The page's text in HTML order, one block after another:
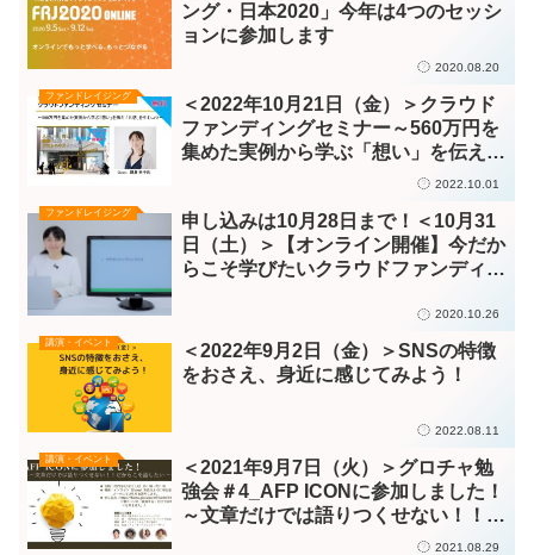
ング・日本2020」今年は4つのセッシ
ョンに参加します
2020.08.20
ファンドレイジング
＜2022年10月21日（金）＞クラウド
ファンディングセミナー～560万円を
集めた実例から学ぶ「想い」を伝え
2022.10.01
ファンドレイジング
申し込みは10月28日まで！＜10月31
日（土）＞【オンライン開催】今だか
らこそ学びたいクラウドファンディン
2020.10.26
講演・イベント
＜2022年9月2日（金）＞SNSの特徴
をおさえ、身近に感じてみよう！
2022.08.11
講演・イベント
＜2021年9月7日（火）＞グロチャ勉
強会＃4_AFP ICONに参加しました！
～文章だけでは語りつくせない！！だ
2021.08.29